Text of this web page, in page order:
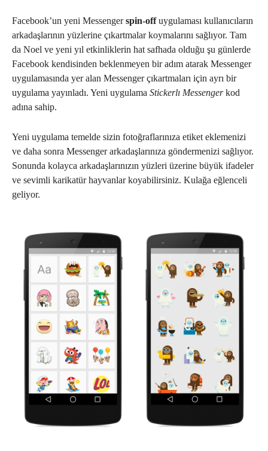
Facebook’un yeni Messengerspin-offuygulaması kullanıcıların
arkadaşlarının yüzlerine çıkartmalar koymalarını sağlıyor. Tam
da Noel ve yeni yıl etkinliklerin hat safhada olduğu şu günlerde
Facebook kendisinden beklenmeyen bir adım atarak Messenger
uygulamasında yer alan Messenger çıkartmaları için ayrı bir
uygulama yayınladı. Yeni uygulama Stickerlı Messengerkod
adına sahip.
Yeni uygulama temelde sizin fotoğraflarınıza etiket eklemenizi
ve daha sonra Messenger arkadaşlarınıza göndermenizi sağlıyor.
Sonunda kolayca arkadaşlarınızın yüzleri üzerine büyük ifadeler
ve sevimli karikatür hayvanlar koyabilirsiniz. Kulağa eğlenceli
geliyor.